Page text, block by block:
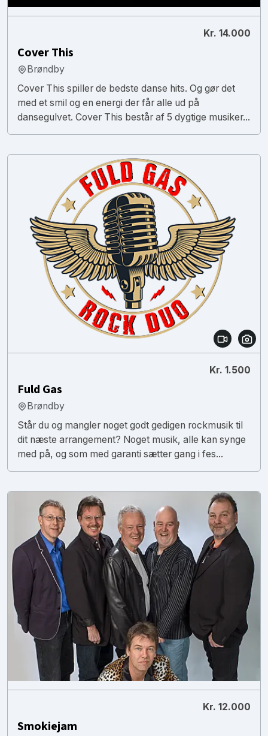
Kr. 14.000
Cover This
Brøndby
Cover This spiller de bedste danse hits. Og gør det
med et smil og en energi der får alle ud på
dansegulvet. Cover This består af 5 dygtige musiker...
Kr. 1.500
Fuld Gas
Brøndby
Står du og mangler noget godt gedigen rockmusik til
dit næste arrangement? Noget musik, alle kan synge
med på, og som med garanti sætter gang i fes...
Kr. 12.000
Smokiejam